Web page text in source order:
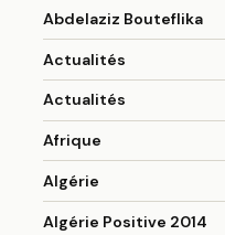
Abdelaziz Bouteflika
Actualités
Actualités
Afrique
Algérie
Algérie Positive 2014